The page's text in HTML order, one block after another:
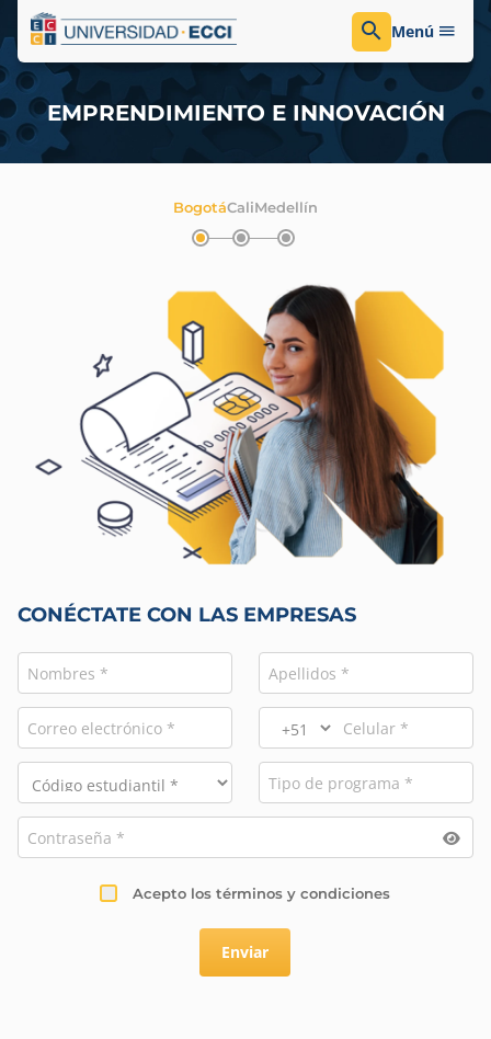
Menú
EMPRENDIMIENTO E INNOVACIÓN
BogotáCaliMedellín
CONÉCTATE CON LAS EMPRESAS
Acepto los términos y condiciones
Enviar